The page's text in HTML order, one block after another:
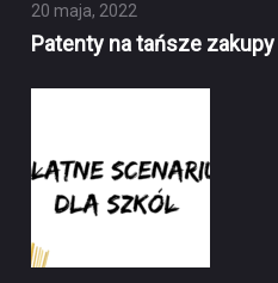
20 maja, 2022
Patenty na tańsze zakupy